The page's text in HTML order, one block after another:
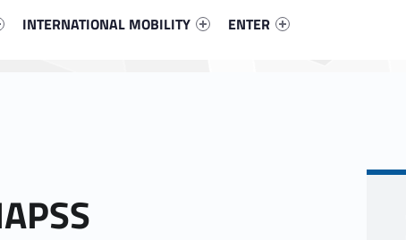
INTERNATIONAL MOBILITY
ENTER